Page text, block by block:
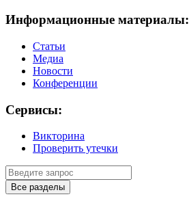
Информационные материалы:
Статьи
Медиа
Новости
Конференции
Сервисы:
Викторина
Проверить утечки
Все разделы